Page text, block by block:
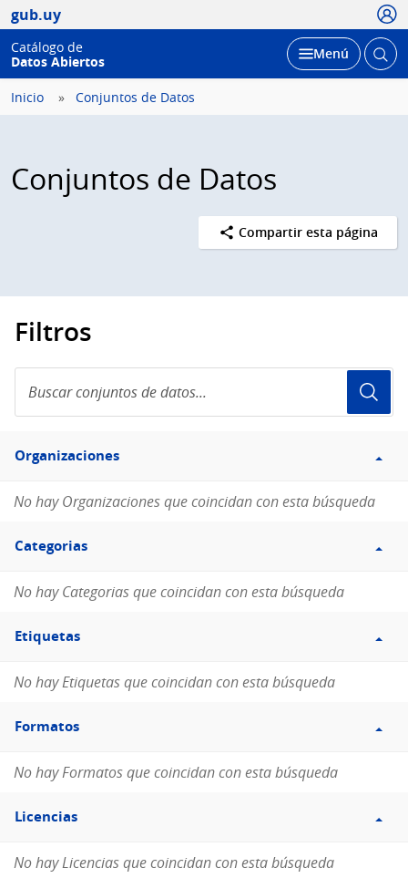
gub.uy
Catálogo de
Datos Abiertos
Desplegar
Menú Abrir
Inicio Conjuntos de Datos
Conjuntos de Datos
Compartir esta página
Filtros
conjuntos
de
Filtro
Organizaciones
Organizaciones
No hay Organizaciones que coincidan con esta búsqueda
Filtro
Categorias
Categorias
No hay Categorias que coincidan con esta búsqueda
Filtro
Etiquetas
Etiquetas
No hay Etiquetas que coincidan con esta búsqueda
Filtro
Formatos
Formatos
No hay Formatos que coincidan con esta búsqueda
Filtro
Licencias
Licencias
No hay Licencias que coincidan con esta búsqueda